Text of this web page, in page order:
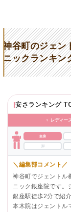
神谷町のジェン
ニックランキン
安さランキング
♀ レディー
全身
脚
＼編集部コメント／
神谷町でジェントル
ニック銀座院です。
銀座駅徒歩2分で紹
本木院はジェントル